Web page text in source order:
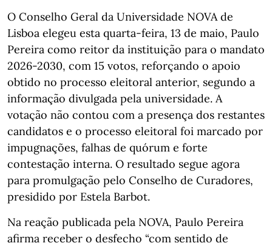
O Conselho Geral da Universidade NOVA de
Lisboa elegeu esta quarta-feira, 13 de maio, Paulo
Pereira como reitor da instituição para o mandato
2026-2030, com 15 votos, reforçando o apoio
obtido no processo eleitoral anterior, segundo a
informação divulgada pela universidade. A
votação não contou com a presença dos restantes
candidatos e o processo eleitoral foi marcado por
impugnações, falhas de quórum e forte
contestação interna. O resultado segue agora
para promulgação pelo Conselho de Curadores,
presidido por Estela Barbot.
Na reação publicada pela NOVA, Paulo Pereira
afirma receber o desfecho “com sentido de